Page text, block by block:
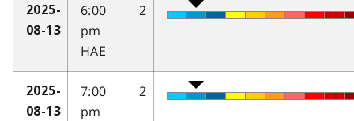
2025-
08-13
6:00
pm
HAE
2
2025-
08-13
7:00
pm
2